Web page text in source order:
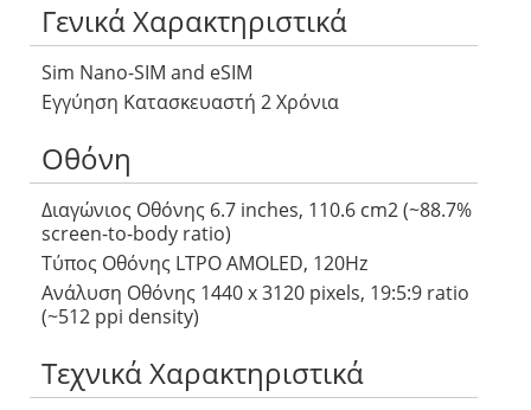
Γενικά Χαρακτηριστικά
Sim Nano-SIM and eSIM
Εγγύηση Κατασκευαστή 2 Χρόνια
Οθόνη
Διαγώνιος Οθόνης 6.7 inches, 110.6 cm2 (~88.7%
screen-to-body ratio)
Τύπος Οθόνης LTPO AMOLED, 120Hz
Ανάλυση Οθόνης 1440 x 3120 pixels, 19:5:9 ratio
(~512 ppi density)
Τεχνικά Χαρακτηριστικά